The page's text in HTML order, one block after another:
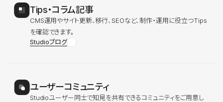
Tips・コラム記事
CMS運用やサイト更新、移行、SEOなど、制作・運用に役立つTips
を確認できます。
Studioブログ
ユーザーコミュニティ
Studioユーザー同士で知見を共有できるコミュニティをご用意し